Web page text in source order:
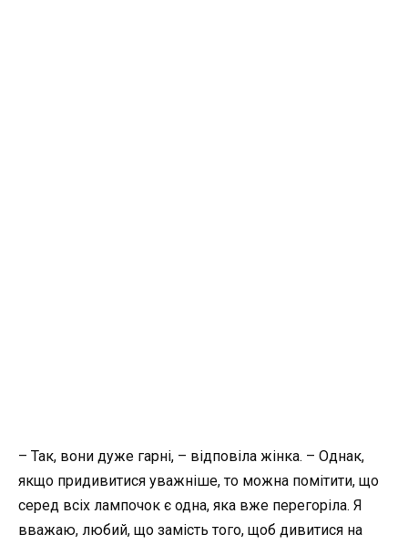
– Так, вони дуже гарні, – відповіла жінка. – Однак,
якщо придивитися уважніше, то можна помітити, що
серед всіх лампочок є одна, яка вже перегоріла. Я
вважаю, любий, що замість того, щоб дивитися на